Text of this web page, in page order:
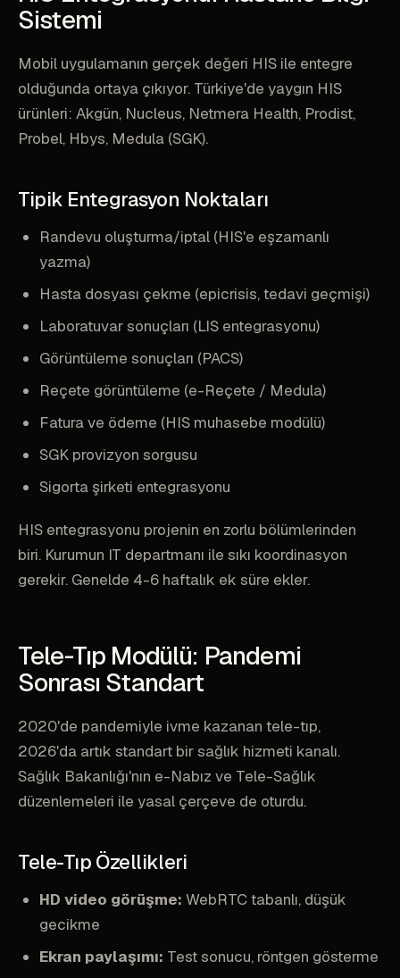
Sistemi
Mobil uygulamanın gerçek değeri HIS ile entegre
olduğunda ortaya çıkıyor. Türkiye'de yaygın HIS
ürünleri: Akgün, Nucleus, Netmera Health, Prodist,
Probel, Hbys, Medula (SGK).
Tipik Entegrasyon Noktaları
Randevu oluşturma/iptal (HIS'e eşzamanlı
yazma)
Hasta dosyası çekme (epicrisis, tedavi geçmişi)
Laboratuvar sonuçları (LIS entegrasyonu)
Görüntüleme sonuçları (PACS)
Reçete görüntüleme (e-Reçete / Medula)
Fatura ve ödeme (HIS muhasebe modülü)
SGK provizyon sorgusu
Sigorta şirketi entegrasyonu
HIS entegrasyonu projenin en zorlu bölümlerinden
biri. Kurumun IT departmanı ile sıkı koordinasyon
gerekir. Genelde 4-6 haftalık ek süre ekler.
Tele-Tıp Modülü: Pandemi
Sonrası Standart
2020'de pandemiyle ivme kazanan tele-tıp,
2026'da artık standart bir sağlık hizmeti kanalı.
Sağlık Bakanlığı'nın e-Nabız ve Tele-Sağlık
düzenlemeleri ile yasal çerçeve de oturdu.
Tele-Tıp Özellikleri
HD video görüşme: WebRTC tabanlı, düşük
gecikme
Ekran paylaşımı: Test sonucu, röntgen gösterme